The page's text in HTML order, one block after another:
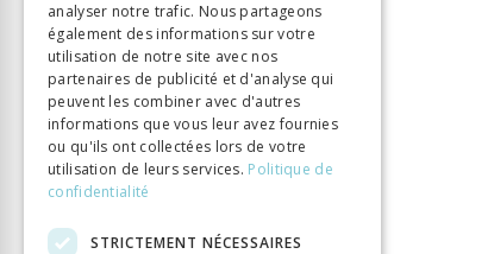
analyser notre trafic. Nous partageons
également des informations sur votre
utilisation de notre site avec nos
partenaires de publicité et d'analyse qui
peuvent les combiner avec d'autres
informations que vous leur avez fournies
ou qu'ils ont collectées lors de votre
utilisation de leurs services. Politique de
confidentialité
STRICTEMENT NÉCESSAIRES